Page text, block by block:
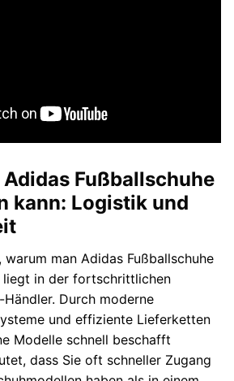
Fußballschuhe
kann: Logistik und
warum man Adidas Fußballschuhe
liegt in der fortschrittlichen
Durch moderne
und effiziente Lieferketten
Modelle schnell beschafft
dass Sie oft schneller Zugang